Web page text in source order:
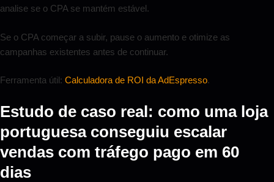
analise se o CPA se mantém estável.
Se o CPA começar a subir, pause o aumento e otimize as
campanhas existentes antes de continuar.
Ferramenta útil: Calculadora de ROI da AdEspresso.
Estudo de caso real: como uma loja
portuguesa conseguiu escalar
vendas com tráfego pago em 60
dias